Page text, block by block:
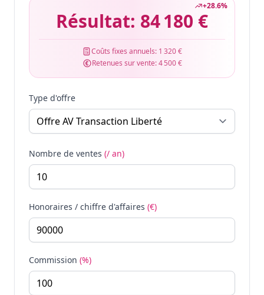
+28.6%
Résultat: 84 180 €
Coûts fixes annuels: 1 320 €
Retenues sur vente:4 500 €
Type d'offre
Nombre de ventes (/ an)
Honoraires / chiffre d'affaires (€)
Commission (%)